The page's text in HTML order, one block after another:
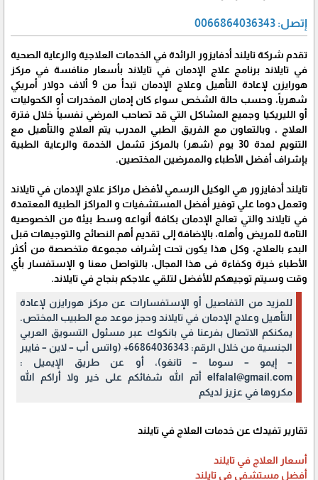
إتصل: 0066864036343
تقدم شركة تايلند أدفايزور الرائدة في الخدمات العلاجية والرعاية الصحية
في تايلاند برنامج علاج الإدمان في تايلاند بأسعار منافسة في مركز
هورايزن لإعادة التأهيل وعلاج الإدمان تبدأ من 9 ألاف دولار أمريكي
شهرياً، وحسب حالة الشخص سواء كان إدمان المخدرات أو الكحوليات
أو الليريكيا وجميع المشاكل التي قد تصاحب المرضي نفسياً خلال فترة
العلاج ، وبالتعاون مع الفريق الطبي المدرب يتم العلاج والتأهيل مع
التنويم لمدة 30 يوم (شهر) بالمركز تشمل الخدمة والرعاية الطبية
بإشراف أفضل الأطباء والممرضين المختصين.
تايلند أدفايزور هي الوكيل الرسمي لأفضل مراكز علاج الإدمان في تايلاند
وتعمل دوما علي توفير أفضل المستشفيات و المراكز الطبية المعتمدة
في تايلاند والتي تعالج الإدمان بكافة أنواعه وسط بيئة من الخصوصية
التامة للمريض وأهله، بالإضافة إلى تقديم أهم النصائح والتوجيهات قبل
البدء بالعلاج، وكل هذا يكون تحت إشراف مجموعة متخصصة من أكثر
الأطباء خبرة وكفاءة فى هذا المجال، بالتواصل معنا و الإستفسار بأي
وقت وسيتم توجيهكم للأفضل لتلقي علاجكم بنجاح في تايلاند.
للمزيد من التفاصيل أو الإستفسارات عن مركز هورايزن لإعادة
التأهيل وعلاج الإدمان في تايلاند وحجز موعد مع الطبيب المختص.
يمكنكم الاتصال بفرعنا في بانكوك عبر مسئول التسويق العربي
الجنسية من خلال الرقم: 66864036343+ (واتس أب – لاين – فايبر
– إيمو – سوما – تانغو)، أو عن طريق الإيميل :
elfalal@gmail.com أتم الله شفائكم على خير ولا أراكم الله
مكروها في عزيز لديكم
تقارير تفيدك عن خدمات العلاج في تايلند
أسعار العلاج في تايلند
أفضل مستشفى في تايلند